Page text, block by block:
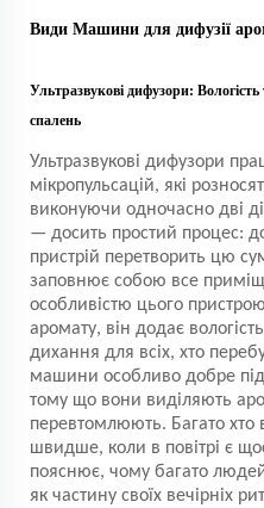
Види Машини для дифузії
Ультразвукові дифузори:
спалень
Ультразвукові дифузори
мікропульсацій, які
виконуючи одночасно дві
— досить простий процес:
пристрій перетворить цю
заповнює собою все
особливістю цього
аромату, він додає
дихання для всіх, хто
машини особливо добре
тому що вони виділяють
перевтомлюють. Багато хто
швидше, коли в повітрі є
пояснює, чому багато
як частину своїх вечірніх